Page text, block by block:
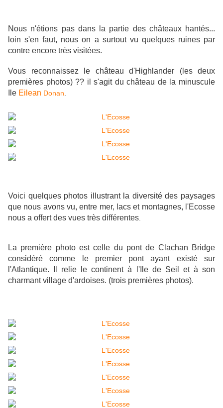
Nous n'étions pas dans la partie des châteaux hantés...
loin s'en faut, nous on a surtout vu quelques ruines par
contre encore très visitées.
Vous reconnaissez le château d'Highlander (les deux
premières photos) ?? il s'agit du château de la minuscule
Ile Eilean Donan
Voici quelques photos illustrant la diversité des paysages
que nous avons vu, entre mer, lacs et montagnes, l'Ecosse
nous a offert des vues très différentes
La première photo est celle du pont de Clachan Bridge
considéré comme le premier pont ayant existé sur
l'Atlantique. Il relie le continent à l'Ile de Seil et à son
charmant village d'ardoises. (trois premières photos).